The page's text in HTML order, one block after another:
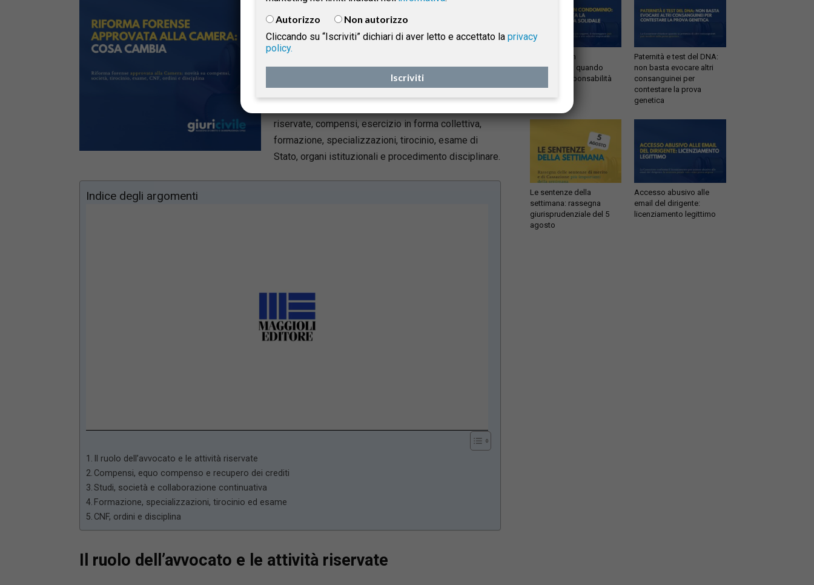
affida al Governo il compito di riordinare la disciplina
della professione forense entro sei mesi dall’entrata
L’intervento è ampio e riguarda i principali ambiti
riservate, compensi, esercizio in forma collettiva,
formazione, specializzazioni, tirocinio, esame di
Stato, organi istituzionali e procedimento disciplinare.
Indice degli argomenti
66.17%
Il ruolo dell’avvocato e le attività riservate
Compensi, equo compenso e recupero dei crediti
Studi, società e collaborazione continuativa
Formazione, specializzazioni, tirocinio ed esame
CNF, ordini e disciplina
Il ruolo dell’avvocato e le attività riservate
Infiltrazioni in
condominio: quando
scatta la responsabilità
solidale
Paternità e test del DNA:
non basta evocare altri
consanguinei per
contestare la prova
genetica
Le sentenze della
settimana: rassegna
giurisprudenziale del 5
agosto
Accesso abusivo alle
email del dirigente:
licenziamento legittimo
Autorizzo
Non autorizzo
Cliccando su “Iscriviti” dichiari di aver letto e accettato la privacy
policy.
Iscriviti